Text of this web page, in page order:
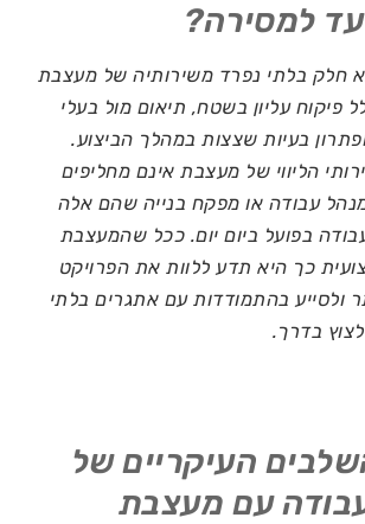
למסירה?
חלק בלתי נפרד משירותיה של מעצבת
פיקוח עליון בשטח, תיאום מול בעלי
בעיות שצצות במהלך הביצוע.
הליווי של מעצבת אינם מחליפים
עבודה או מפקח בנייה שהם אלה
בפועל ביום יום. ככל שהמעצבת
כך היא תדע ללוות את הפרויקט
ולסייע בהתמודדות עם אתגרים בלתי
בדרך.
העיקריים של
עם מעצבת